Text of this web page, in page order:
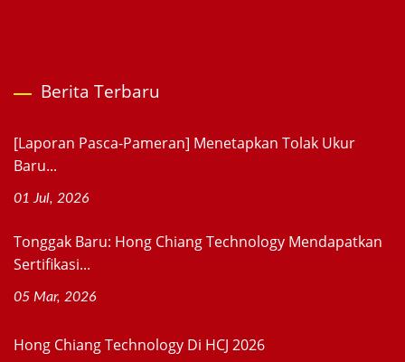
Berita Terbaru
[Laporan Pasca-Pameran] Menetapkan Tolak Ukur
Baru...
01 Jul, 2026
Tonggak Baru: Hong Chiang Technology Mendapatkan
Sertifikasi...
05 Mar, 2026
Hong Chiang Technology Di HCJ 2026